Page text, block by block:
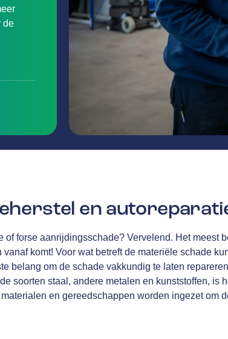
de
en
of forse aanrijdingsschade? Vervelend. Het meest
vanaf komt! Voor wat betreft de materiële schade
belang om de schade vakkundig te laten
soorten staal, andere metalen en kunststoffen, is
en gereedschappen worden ingezet om